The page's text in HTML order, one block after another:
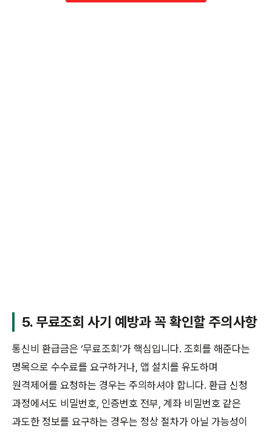
5. 무료조회 사기 예방과 꼭 확인할 주의사항
통신비 환급금은 ‘무료조회’가 핵심입니다. 조회를 해준다는
명목으로 수수료를 요구하거나, 앱 설치를 유도하며
원격제어를 요청하는 경우는 주의하셔야 합니다. 환급 신청
과정에서도 비밀번호, 인증번호 전부, 계좌 비밀번호 같은
과도한 정보를 요구하는 경우는 정상 절차가 아닐 가능성이